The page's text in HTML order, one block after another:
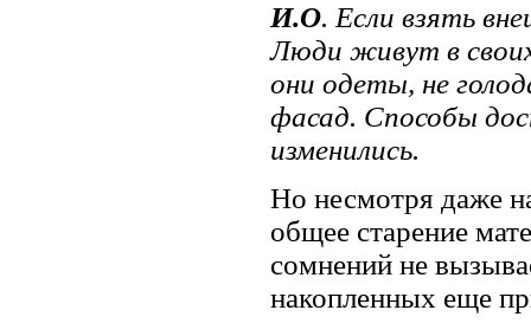
И.О. Если взять
Люди живут в
они одеты, не
фасад. Способы
изменились.
Но несмотря даже
общее старение
сомнений не
накопленных еще